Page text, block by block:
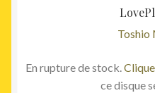
Toshio
En rupture de stock.
ce disque